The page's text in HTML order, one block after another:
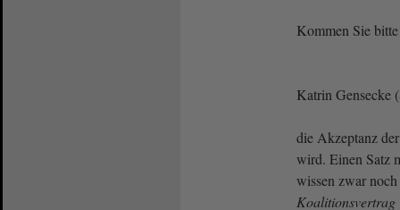
Kommen Sie
Katrin Gensecke
die Akzeptanz
wird. Einen Satz
wissen zwar
Koalitionsvertrag